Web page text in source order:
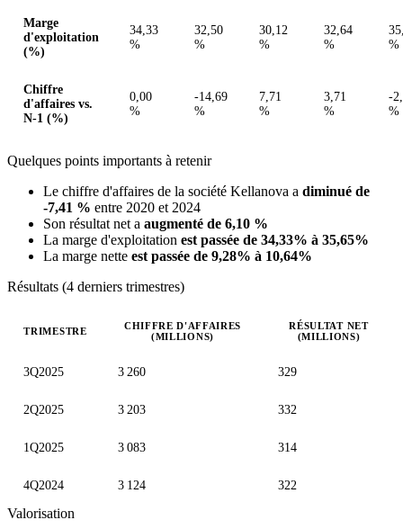
Marge
d'exploitation
(%)
34,33
%
32,50
%
30,12
%
32,64
%
%
Chiffre
d'affaires vs.
N-1 (%)
0,00
%
-14,69
%
7,71
%
3,71
%
-
%
Quelques points importants à retenir
Le chiffre d'affaires de la société Kellanova a diminué de
-7,41 % entre 2020 et 2024
Son résultat net a augmenté de 6,10 %
La marge d'exploitation est passée de 34,33% à 35,65%
La marge nette est passée de 9,28% à 10,64%
Résultats (4 derniers trimestres)
TRIMESTRE
CHIFFRE D'AFFAIRES
(MILLIONS)
RÉSULTAT NET
(MILLIONS)
3Q2025 3 260 329
2Q2025 3 203 332
1Q2025 3 083 314
4Q2024 3 124 322
Valorisation